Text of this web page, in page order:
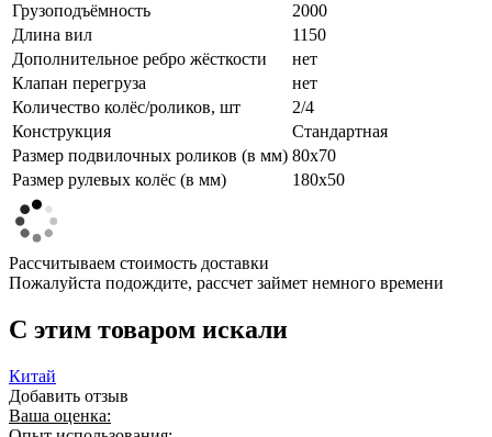
Грузоподъёмность
2000
Длина вил
1150
Дополнительное ребро жёсткости
нет
Клапан перегруза
нет
Количество колёс/роликов, шт
2/4
Конструкция
Стандартная
Размер подвилочных роликов (в мм) 80х70
Размер рулевых колёс (в мм)
180х50
Рассчитываем стоимость доставки
Пожалуйста подождите, рассчет займет немного времени
C этим товаром искали
Китай
Добавить отзыв
Ваша оценка: